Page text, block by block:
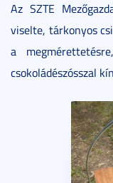
Az SZTE
viselte, tárkonyos
a
csokoládészósszal